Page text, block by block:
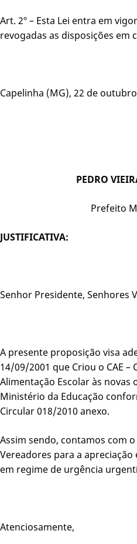
Art. 2º – Esta Lei entra em
revogadas as disposições em
Capelinha (MG), 22 de
PEDRO
Prefeito
JUSTIFICATIVA:
Senhor Presidente, Senhores
A presente proposição visa
14/09/2001 que Criou o CAE
Alimentação Escolar às novas
Ministério da Educação
Circular 018/2010 anexo.
Assim sendo, contamos com
Vereadores para a
em regime de urgência
Atenciosamente,